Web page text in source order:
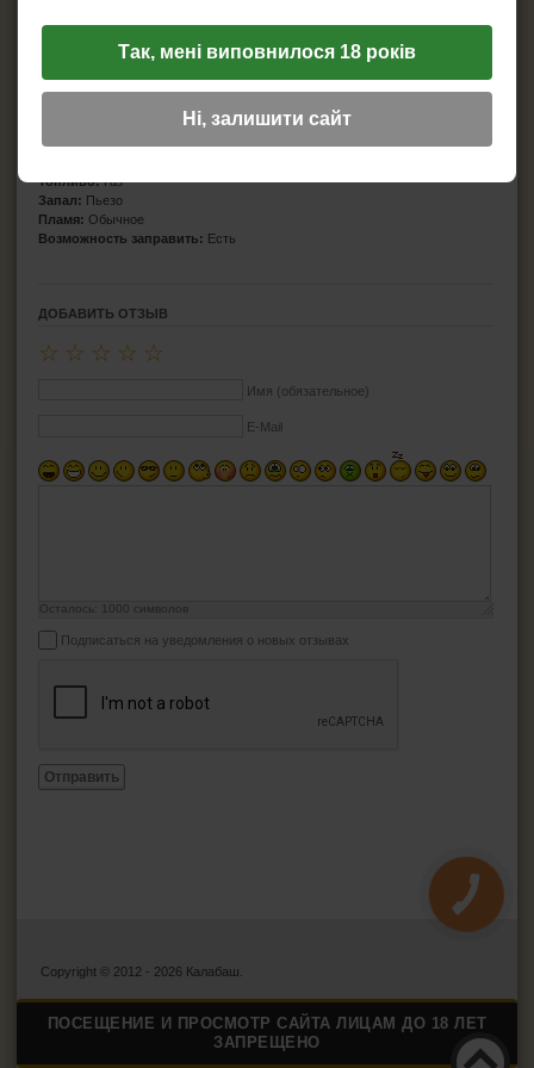
Характеристики
Материал:
Топливо:Газ
Запал: Пьезо
Пламя: Обычное
Возможность заправить: Есть
ДОБАВИТЬ ОТЗЫВ
☆
☆
☆
☆
☆
Имя (обязательное)
E-Mail
Осталось: 1000 символов
Подписаться на уведомления о новых отзывах
Отправить
Copyright © 2012 - 2026 Калабаш.
ПОСЕЩЕНИЕ И ПРОСМОТР САЙТА ЛИЦАМ ДО 18 ЛЕТ
ЗАПРЕЩЕНО
Так, мені виповнилося 18 років
Ні, залишити сайт